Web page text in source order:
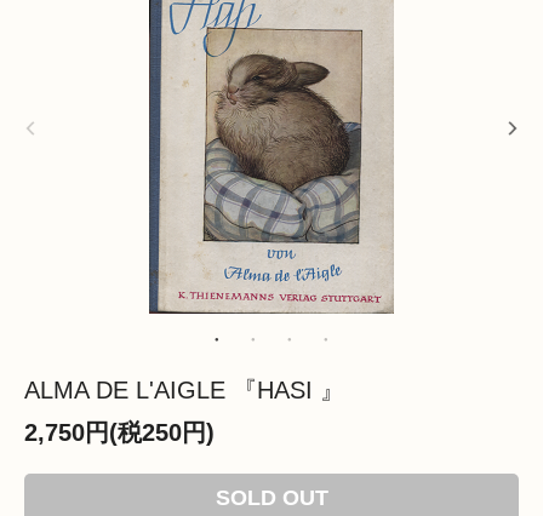
ALMA DE L'AIGLE 『HASI 』
2,750円(税250円)
SOLD OUT